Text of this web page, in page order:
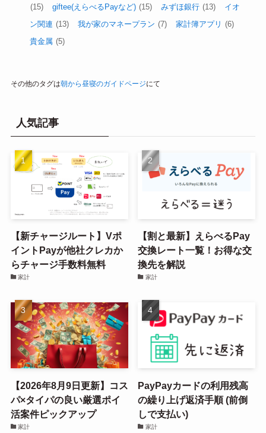
(15)
giftee(えらべるPayなど) (15) みずほ銀行 (13)
イオ
ン関連 (13) 我が家のマネープラン (7) 家計簿アプリ (6)
貴金属 (5)
その他のタグは朝から昼寝のガイドページにて
人気記事
【新チャージルート】Vポ
イントPayが他社クレカか
らチャージ手数料無料
家計
【割と最新】えらべるPay
交換レート一覧！お得な交
換先を解説
家計
【2026年8月9日更新】コス
パ×タイパの良い厳選ポイ
活案件ピックアップ
家計
PayPayカードの利用残高
の繰り上げ返済手順 (前倒
しで支払い)
家計